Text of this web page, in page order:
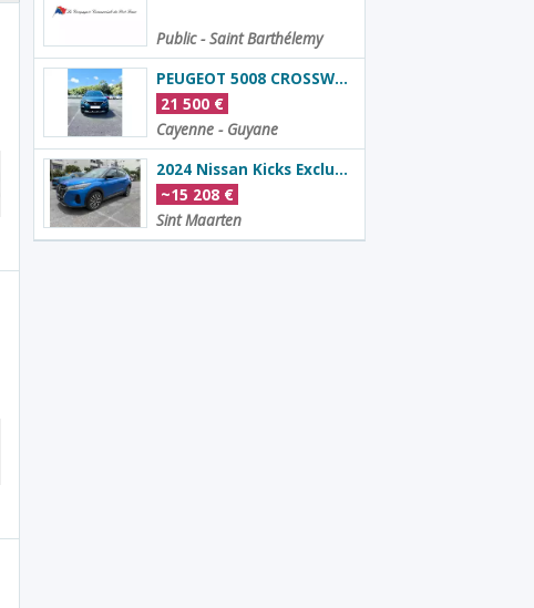
Public - Saint Barthélemy
PEUGEOT 5008 CROSSWAY 7 PLACES
21 500 €
Cayenne - Guyane
2024 Nissan Kicks Exclusive 1.6L CVT 2WD
~15 208 €
Sint Maarten